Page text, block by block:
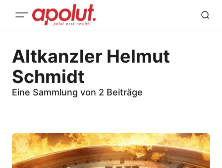
Altkanzler Helmut
Schmidt
Eine Sammlung von 2 Beiträge